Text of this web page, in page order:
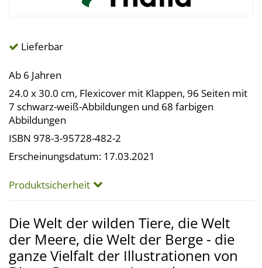
Lieferbar
Ab 6 Jahren
24.0 x 30.0 cm, Flexicover mit Klappen, 96 Seiten mit
7 schwarz-weiß-Abbildungen und 68 farbigen
Abbildungen
ISBN 978-3-95728-482-2
Erscheinungsdatum: 17.03.2021
Produktsicherheit
Die Welt der wilden Tiere, die Welt
der Meere, die Welt der Berge - die
ganze Vielfalt der Illustrationen von